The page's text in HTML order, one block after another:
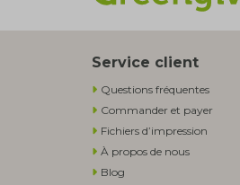
Service client
Questions fréquentes
Commander et payer
Fichiers d’impression
À propos de nous
Blog